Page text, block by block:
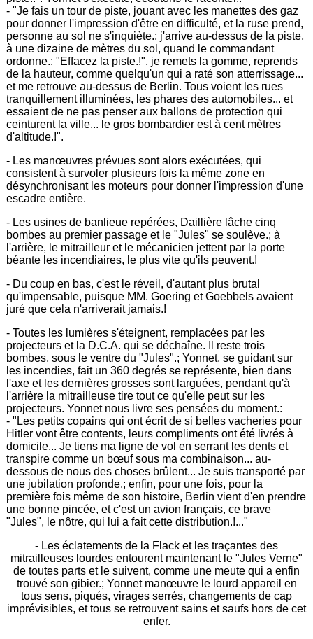
- "Je fais un tour de piste, jouant avec les manettes des gaz
pour donner l'impression d'être en difficulté, et la ruse prend,
personne au sol ne s'inquiète.; j'arrive au-dessus de la piste,
à une dizaine de mètres du sol, quand le commandant
ordonne.: "Effacez la piste.!", je remets la gomme, reprends
de la hauteur, comme quelqu'un qui a raté son atterrissage...
et me retrouve au-dessus de Berlin. Tous voient les rues
tranquillement illuminées, les phares des automobiles... et
essaient de ne pas penser aux ballons de protection qui
ceinturent la ville... le gros bombardier est à cent mètres
d'altitude.!".
- Les manœuvres prévues sont alors exécutées, qui
consistent à survoler plusieurs fois la même zone en
désynchronisant les moteurs pour donner l'impression d'une
escadre entière.
- Les usines de banlieue repérées, Daillière lâche cinq
bombes au premier passage et le "Jules" se soulève.; à
l'arrière, le mitrailleur et le mécanicien jettent par la porte
béante les incendiaires, le plus vite qu'ils peuvent.!
- Du coup en bas, c'est le réveil, d'autant plus brutal
qu'impensable, puisque MM. Goering et Goebbels avaient
juré que cela n'arriverait jamais.!
- Toutes les lumières s'éteignent, remplacées par les
projecteurs et la D.C.A. qui se déchaîne. Il reste trois
bombes, sous le ventre du "Jules".; Yonnet, se guidant sur
les incendies, fait un 360 degrés se représente, bien dans
l'axe et les dernières grosses sont larguées, pendant qu'à
l'arrière la mitrailleuse tire tout ce qu'elle peut sur les
projecteurs. Yonnet nous livre ses pensées du moment.:
- "Les petits copains qui ont écrit de si belles vacheries pour
Hitler vont être contents, leurs compliments ont été livrés à
domicile... Je tiens ma ligne de vol en serrant les dents et
transpire comme un bœuf sous ma combinaison... au-
dessous de nous des choses brûlent... Je suis transporté par
une jubilation profonde.; enfin, pour une fois, pour la
première fois même de son histoire, Berlin vient d'en prendre
une bonne pincée, et c'est un avion français, ce brave
"Jules", le nôtre, qui lui a fait cette distribution.!..."
- Les éclatements de la Flack et les traçantes des
mitrailleuses lourdes entourent maintenant le "Jules Verne"
de toutes parts et le suivent, comme une meute qui a enfin
trouvé son gibier.; Yonnet manœuvre le lourd appareil en
tous sens, piqués, virages serrés, changements de cap
imprévisibles, et tous se retrouvent sains et saufs hors de cet
enfer.